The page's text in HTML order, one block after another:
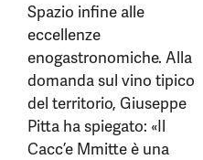
Spazio infine alle
eccellenze
enogastronomiche. Alla
domanda sul vino tipico
del territorio, Giuseppe
Pitta ha spiegato: «Il
Cacc’e Mmitte è una